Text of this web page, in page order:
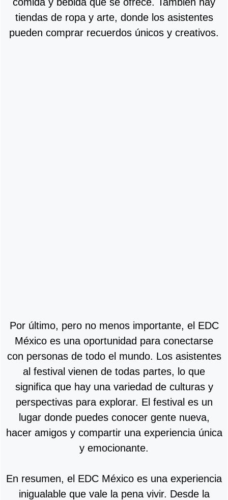
tiendas de ropa y arte, donde los asistentes
pueden comprar recuerdos únicos y creativos.
Por último, pero no menos importante, el EDC
México es una oportunidad para conectarse
con personas de todo el mundo. Los asistentes
al festival vienen de todas partes, lo que
significa que hay una variedad de culturas y
perspectivas para explorar. El festival es un
lugar donde puedes conocer gente nueva,
hacer amigos y compartir una experiencia única
y emocionante.
En resumen, el EDC México es una experiencia
inigualable que vale la pena vivir. Desde la